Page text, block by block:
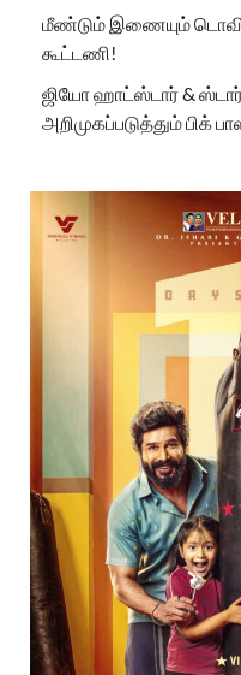
மீண்டும் இணையும்
கூட்டணி!
ஜியோ ஹாட்ஸ்டார் & ஸ்டார்
அறிமுகப்படுத்தும் பிக்